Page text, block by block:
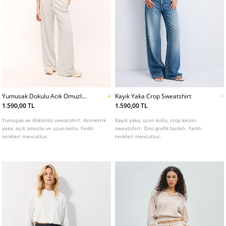
Yumusak Dokulu Acık Omuzlu
Sweatshirt
1.590,00 TL
Yumuşak ve dökümlü sweatshirt. Asimetrik
yaka, açık omuzlu ve uzun kollu. Farklı
renkleri mevcuttur.
Kayık Yaka Crop Sweatshirt
1.590,00 TL
Kayık yaka, uzun kollu, crop kesim
sweatshirt. Önü grafik baskılı. Farklı
renkleri mevcuttur.